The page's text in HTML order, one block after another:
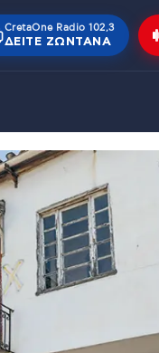
CretaOne Radio 102,3
ΔΕΊΤΕ ΖΩΝΤΑΝΆ